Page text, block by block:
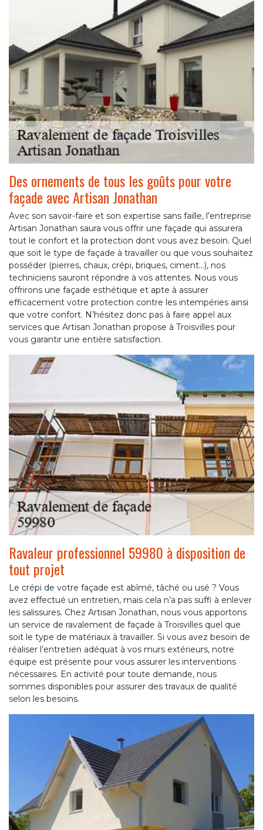
Des ornements de tous les goûts pour votre
façade avec Artisan Jonathan
Avec son savoir-faire et son expertise sans faille, l’entreprise
Artisan Jonathan saura vous offrir une façade qui assurera
tout le confort et la protection dont vous avez besoin. Quel
que soit le type de façade à travailler ou que vous souhaitez
posséder (pierres, chaux, crépi, briques, ciment…), nos
techniciens sauront répondre à vos attentes. Nous vous
offrirons une façade esthétique et apte à assurer
efficacement votre protection contre les intempéries ainsi
que votre confort. N’hésitez donc pas à faire appel aux
services que Artisan Jonathan propose à Troisvilles pour
vous garantir une entière satisfaction.
Ravaleur professionnel 59980 à disposition de
tout projet
Le crépi de votre façade est abîmé, tâché ou usé ? Vous
avez effectué un entretien, mais cela n’a pas suffi à enlever
les salissures. Chez Artisan Jonathan, nous vous apportons
un service de ravalement de façade à Troisvilles quel que
soit le type de matériaux à travailler. Si vous avez besoin de
réaliser l’entretien adéquat à vos murs extérieurs, notre
équipe est présente pour vous assurer les interventions
nécessaires. En activité pour toute demande, nous
sommes disponibles pour assurer des travaux de qualité
selon les besoins.